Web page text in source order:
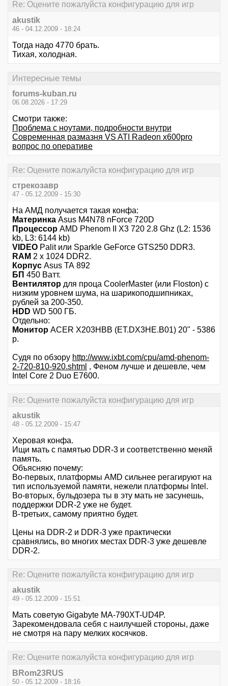
Re: Оцените пожалуйста конфигурацию для игр
akustik
46 - 04.12.2009 - 18:24
Тогда надо 4770 брать.
Тихая, холодная.
Интересные темы
forums-kuban.ru
06.08.2026 - 17:29
Смотри также:
Проблема с ноутами, подробности внутри
Современная размазня VS ATI Radeon x600pro
вопрос по оперативе
Re: Оцените пожалуйста конфигурацию для игр
стрекозавр
47 - 05.12.2009 - 15:30
На АМД получается такая конфа:
Материнка Asus M4N78 nForce 720D
Процессор AMD Phenom II X3 720 2.8 Ghz (L2: 1536
kb, L3: 6144 kb)
VIDEO Palit или Sparkle GeForce GTS250 DDR3.
RAM 2 х 1024 DDR2.
Корпус Asus ТА 892
БП 450 Ватт.
Вентилятор для проца CoolerMaster (или Floston) с
низким уровнем шума, на шарикоподшипниках,
рублей за 200-350.
HDD WD 500 ГБ.
Отдельно:
Монитор ACER X203HBB (ET.DX3HE.B01) 20" - 5386
р.
Судя по обзору http://www.ixbt.com/cpu/amd-phenom-
2-720-810-920.shtml , Феном лучше и дешевле, чем
Intel Core 2 Duo Е7600.
Re: Оцените пожалуйста конфигурацию для игр
akustik
48 - 05.12.2009 - 15:47
Херовая конфа.
Ищи мать с памятью DDR-3 и соответственно меняй
память.
Объясняю почему:
Во-первых, платформы AMD сильнее регагируют на
тип используемой памяти, нежели платформы Intel.
Во-вторых, бульдозера ты в эту мать не засунешь,
поддержки DDR-2 уже не будет.
В-третьих, самому приятно будет.
Цены на DDR-2 и DDR-3 уже практически
сравнялись, во многих местах DDR-3 уже дешевле
DDR-2.
Re: Оцените пожалуйста конфигурацию для игр
akustik
49 - 05.12.2009 - 15:51
Мать советую Gigabyte MA-790XT-UD4P.
Зарекомендовала себя с наилучшей стороны, даже
не смотря на пару мелких косячков.
Re: Оцените пожалуйста конфигурацию для игр
BRom23RUS
50 - 05.12.2009 - 18:16